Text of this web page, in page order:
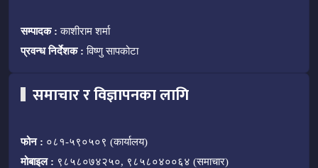
सम्पादक : काशीराम शर्मा
प्रवन्ध निर्देशक : विष्णु सापकोटा
समाचार र विज्ञापनका लागि
फोन : ०८१-५९०५०९ (कार्यालय)
मोबाइल : ९८५८०७४२५०, ९८५८०४००६४ (समाचार)